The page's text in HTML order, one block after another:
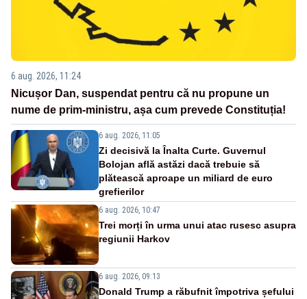
6 aug. 2026, 11:24
Nicușor Dan, suspendat pentru că nu propune un
nume de prim-ministru, așa cum prevede Constituția!
6 aug. 2026, 11:05
Zi decisivă la Înalta Curte. Guvernul
Bolojan află astăzi dacă trebuie să
plătească aproape un miliard de euro
grefierilor
6 aug. 2026, 10:47
Trei morți în urma unui atac rusesc asupra
regiunii Harkov
6 aug. 2026, 09:13
Donald Trump a răbufnit împotriva șefului